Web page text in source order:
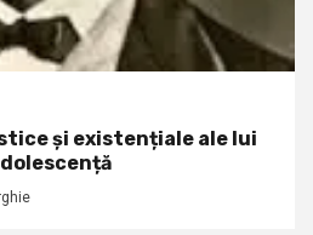
și existențiale ale lui